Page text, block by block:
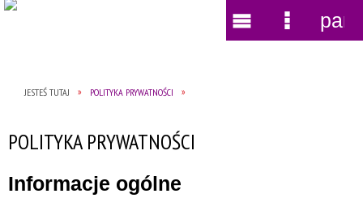
JESTEŚ TUTAJ POLITYKA PRYWATNOŚCI
POLITYKA PRYWATNOŚCI
Informacje ogólne
Wyszukiwarka
Narzędzia
MenuMenu